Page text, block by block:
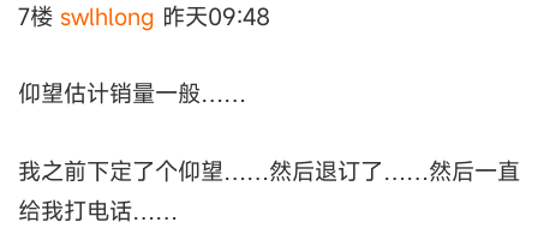
7楼 swlhlong 昨天09:48
仰望估计销量一般……
我之前下定了个仰望……然后退订了……然后一直
给我打电话……